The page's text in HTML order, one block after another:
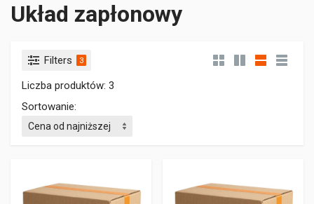
Układ zapłonowy
Filters 3
Liczba produktów: 3
Sortowanie: